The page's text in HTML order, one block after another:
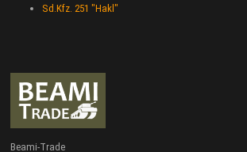
Sd.Kfz. 251 "Hakl"
Beami-Trade